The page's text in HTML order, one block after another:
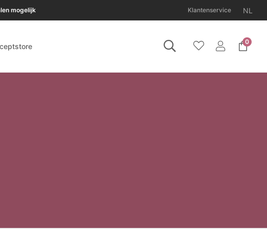
mogelijk Klantenservice NL
0
m dinsdag 11 augustus gesloten.